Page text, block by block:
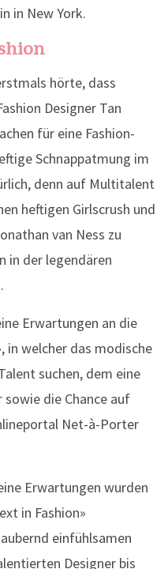
in New York.
hörte, dass
Designer Tan
für eine Fashion-
Schnappatmung im
denn auf Multitalent
heftigen Girlscrush und
van Ness zu
in der legendären
Erwartungen an die
in welcher das modische
suchen, dem eine
sowie die Chance auf
Net-à-Porter
Erwartungen wurden
in Fashion»
einfühlsamen
Designer bis